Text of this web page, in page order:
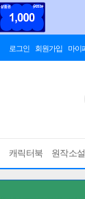
로그인 회원가입 마이
캐릭터북 원작소설